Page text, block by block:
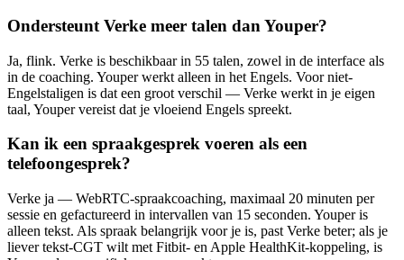
Ondersteunt Verke meer talen dan Youper?
Ja, flink. Verke is beschikbaar in 55 talen, zowel in de interface als
in de coaching. Youper werkt alleen in het Engels. Voor niet-
Engelstaligen is dat een groot verschil — Verke werkt in je eigen
taal, Youper vereist dat je vloeiend Engels spreekt.
Kan ik een spraakgesprek voeren als een
telefoongesprek?
Verke ja — WebRTC-spraakcoaching, maximaal 20 minuten per
sessie en gefactureerd in intervallen van 15 seconden. Youper is
alleen tekst. Als spraak belangrijk voor je is, past Verke beter; als je
liever tekst-CGT wilt met Fitbit- en Apple HealthKit-koppeling, is